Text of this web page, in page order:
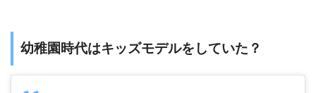
幼稚園時代はキッズモデルをしていた？